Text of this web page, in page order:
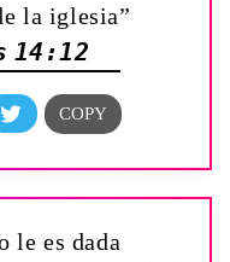
la iglesia”
14:12
le es dada